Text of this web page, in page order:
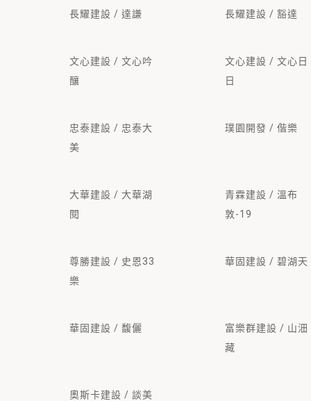
長耀建設 / 達謙 長耀建設 / 豁達
文心建設 / 文心吟
釀
文心建設 / 文心日
日
忠泰建設 / 忠泰大
美
璞園開發 / 偕樂
大華建設 / 大華湖
閱
青霖建設 / 溫布
敦-19
尊勝建設 / 史恩33
樂
華固建設 / 碧湖天
華固建設 / 馥儷
富樂群建設 / 山沺
藏
奧斯卡建設 / 談美